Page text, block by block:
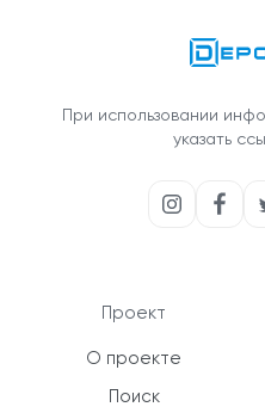
При использовании
указать
Проект
О проекте
Поиск